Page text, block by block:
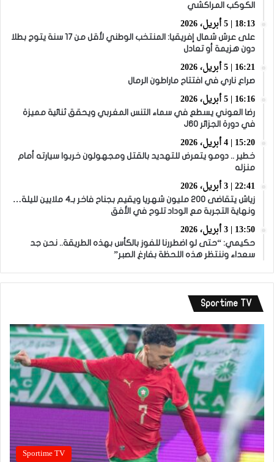
الكوكب المراكشي
18:13 | 5 أبريل، 2026
على عرش شمال إفريقيا: المنتخب الوطني لأقل من 17 سنة يتوج بطلا
دون هزيمة أو تعادل
16:21 | 5 أبريل، 2026
صراع ناري في افتتاح ماراطون الرمال
16:16 | 5 أبريل، 2026
رضا العوني يسطع في سماء التنس المغربي ويحقق ثنائية مميزة
في دورة الجزائر J60
15:20 | 4 أبريل، 2026
خطير .. دومو يتعرض للتهديد بالقتل ومجهولون خربوا سيارته أمام
منزله
22:41 | 3 أبريل، 2026
زياش يتقاضى 200 مليون شهريا ويقيم بجناح فاخر بـ4 ملايين لليلة…
ونهاية التجربة مع الوداد تلوح في الأفق
13:50 | 3 أبريل، 2026
حكيمي: “حتى لو اضطررنا للفوز بالكأس بهذه الطريقة.. نحن جد
سعداء وننتظر هذه اللحظة بفارغ الصبر”
Sportime TV
Sportime TV